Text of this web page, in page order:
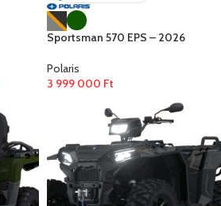
Sportsman 570 EPS – 2026
Polaris
3 999 000 Ft